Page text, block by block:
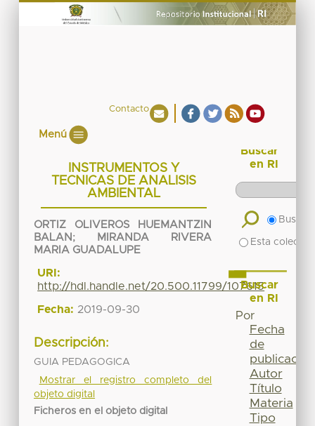
Contacto
Menú
INSTRUMENTOS Y
TECNICAS DE ANALISIS
AMBIENTAL
ORTIZ OLIVEROS HUEMANTZIN
BALAN ;
MIRANDA RIVERA
MARIA GUADALUPE
URI:
http://hdl.handle.net/20.500.11799/107615
Fecha: 2019-09-30
Descripción:
GUIA PEDAGOGICA
Mostrar el registro completo del
objeto digital
Ficheros en el objeto digital
Buscar
en RI
Buscar
Esta
Buscar
en RI
Por
Fecha
de
publicación
Autor
Título
Materia
Tipo